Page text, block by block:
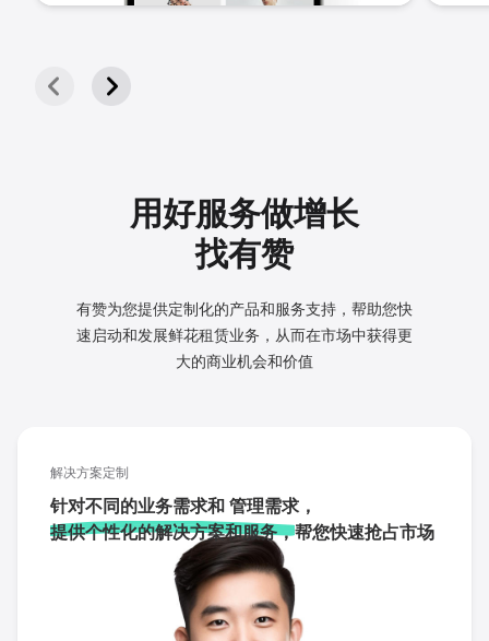
用好服务做增长
找有赞
有赞为您提供定制化的产品和服务支持，帮助您快
速启动和发展鲜花租赁业务，从而在市场中获得更
大的商业机会和价值
解决方案定制
针对不同的业务需求和 管理需求，
提供个性化的解决方案和服务，帮您快速抢占市场